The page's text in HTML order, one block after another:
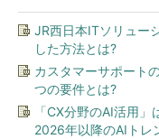
JR西日本ITソリュー
した方法とは?
カスタマーサポート
つの要件とは?
「CX分野のAI活用
2026年以降のAIトレ